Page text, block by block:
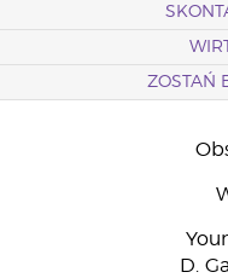
ZOSTAŃ
D.